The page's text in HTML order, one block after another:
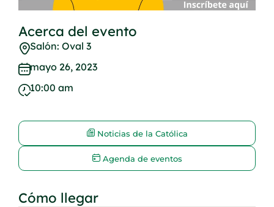
Acerca del evento
Salón: Oval 3
mayo 26, 2023
10:00 am
Noticias de la Católica
Agenda de eventos
Cómo llegar